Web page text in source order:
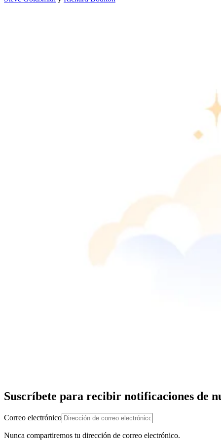
Suscríbete para recibir notificaciones de
Correo electrónico
Nunca compartiremos tu dirección de correo electrónico.